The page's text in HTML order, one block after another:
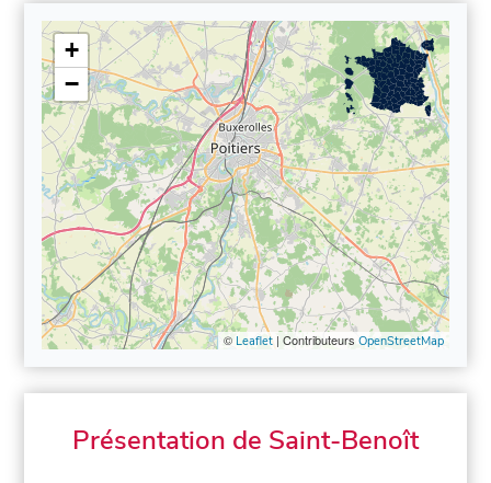
+
−
© Leaflet| Contributeurs OpenStreetMap
Présentation de Saint-Benoît